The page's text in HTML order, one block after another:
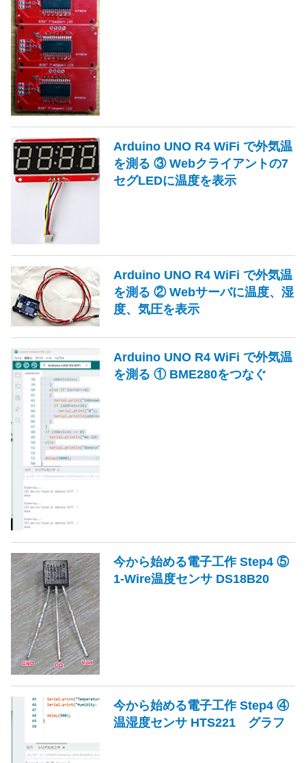
Arduino UNO R4 WiFi で外気温
を測る ③ Webクライアントの7
セグLEDに温度を表示
Arduino UNO R4 WiFi で外気温
を測る ② Webサーバに温度、湿
度、気圧を表示
Arduino UNO R4 WiFi で外気温
を測る ① BME280をつなぐ
今から始める電子工作 Step4 ⑤
1-Wire温度センサ DS18B20
今から始める電子工作 Step4 ④
温湿度センサ HTS221 グラフ